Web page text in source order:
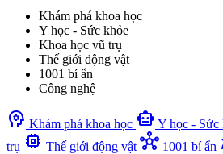
Khám phá khoa học
Y học - Sức khỏe
Khoa học vũ trụ
Thế giới động vật
1001 bí ẩn
Công nghệ
psychology Khám phá khoa học smart_toy Y học - Sức
trụ memory Thế giới động vật hub 1001 bí ẩn